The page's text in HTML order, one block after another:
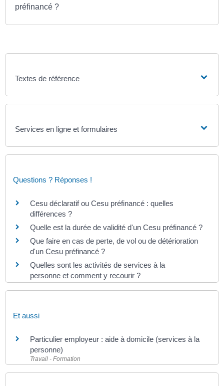
préfinancé ?
Textes de référence
Services en ligne et formulaires
Questions ? Réponses !
Cesu déclaratif ou Cesu préfinancé : quelles
différences ?
Quelle est la durée de validité d'un Cesu préfinancé ?
Que faire en cas de perte, de vol ou de détérioration
d'un Cesu préfinancé ?
Quelles sont les activités de services à la
personne et comment y recourir ?
Et aussi
Particulier employeur : aide à domicile (services à la
personne)
Travail - Formation